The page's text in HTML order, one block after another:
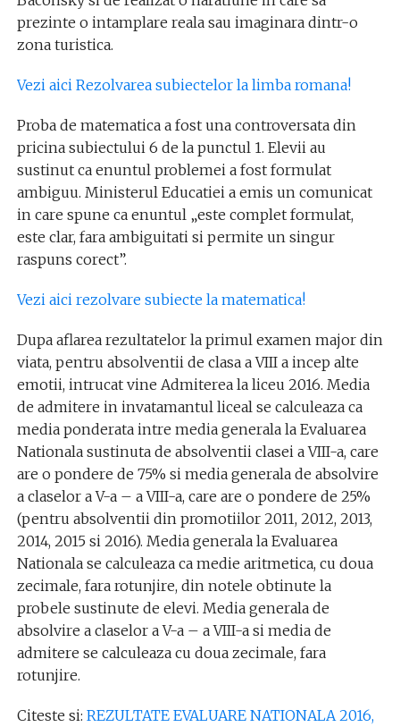
prezinte o intamplare reala sau imaginara dintr-o
zona turistica.
Vezi aici Rezolvarea subiectelor la limba romana!
Proba de matematica a fost una controversata din
pricina subiectului 6 de la punctul 1. Elevii au
sustinut ca enuntul problemei a fost formulat
ambiguu. Ministerul Educatiei a emis un comunicat
in care spune ca enuntul „este complet formulat,
este clar, fara ambiguitati si permite un singur
raspuns corect”.
Vezi aici rezolvare subiecte la matematica!
Dupa aflarea rezultatelor la primul examen major din
viata, pentru absolventii de clasa a VIII a incep alte
emotii, intrucat vine Admiterea la liceu 2016. Media
de admitere in invatamantul liceal se calculeaza ca
media ponderata intre media generala la Evaluarea
Nationala sustinuta de absolventii clasei a VIII-a, care
are o pondere de 75% si media generala de absolvire
a claselor a V-a – a VIII-a, care are o pondere de 25%
(pentru absolventii din promotiilor 2011, 2012, 2013,
2014, 2015 si 2016). Media generala la Evaluarea
Nationala se calculeaza ca medie aritmetica, cu doua
zecimale, fara rotunjire, din notele obtinute la
probele sustinute de elevi. Media generala de
absolvire a claselor a V-a – a VIII-a si media de
admitere se calculeaza cu doua zecimale, fara
rotunjire.
Citeste si: REZULTATE EVALUARE NATIONALA 2016,